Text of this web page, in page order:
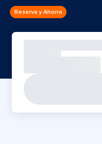
Reserva y Ahorra